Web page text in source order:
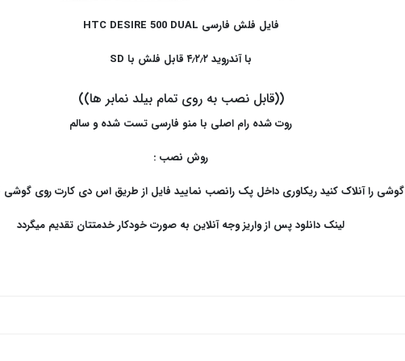
فایل فلش فارسی HTC DESIRE 500 DUAL
با آندروید ۴٫۲٫۲ قابل فلش با SD
((قابل نصب به روی تمام بیلد نمابر ها))
روت شده رام اصلی با منو فارسی تست شده و سالم
روش نصب :
گوشی را آنلاک کنید ریکاوری داخل پک رانصب نمایید فایل از طریق اس دی کارت روی
لینک دانلود پس از واریز وجه آنلاین به صورت خودکار خدمتتان تقدیم میگردد